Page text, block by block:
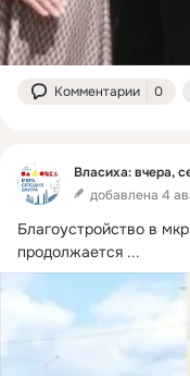
Комментарии 0
Власиха: вчера,
добавлена 4
Благоустройство в
продолжается ...